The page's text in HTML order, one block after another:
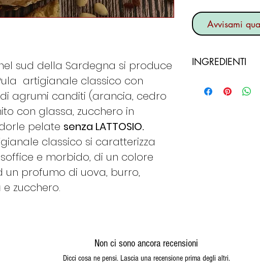
sud della Sardegna si produce
artigianale classico con
agrumi canditi (arancia, cedro
con glassa, zucchero in
pelate senza LATTOSIO.
classico si caratterizza
e morbido, di un colore
un profumo di uova, burro,
zucchero.
Avvisami
INGREDIENTI
(20%), uva
granella,
Può contenere
Non ci sono ancora recensioni
Dicci cosa ne pensi. Lascia una recensione prima degli altri.